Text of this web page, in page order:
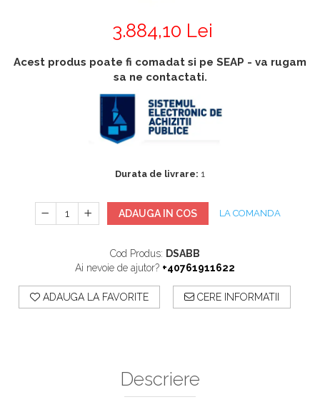
Aparate de respirat autonome
Accesorii pentru camere de
Accesorii De Trecere A Apei Si
Accesorii detectare de gaz
Radiatii
Pulberi De Stingere
Accesorii stingatoare, paturi si accesorii
3.884,10 Lei
Acest produs poate fi comadat si pe SEAP - va rugam
sa ne contactati.
Durata de livrare: 1
ADAUGA IN COS LA COMANDA
Cod Produs: DSABB
Ai nevoie de ajutor? +40761911622
ADAUGA LA FAVORITE CERE INFORMATII
Descriere